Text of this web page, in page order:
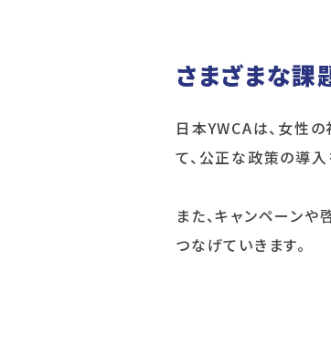
さまざまな
日本YWCAは、女性
て、公正な政策の導
また、キャンペーン
つなげていきます。